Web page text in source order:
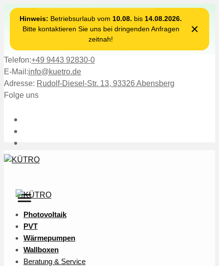
Hinweis: Betriebsurlaub vom 10.08. bis 14.08.2026.
Bitte kontaktieren Sie uns bei dringenden Anfragen
zeitnah!
×
Telefon:+49 9443 92830-0
E-Mail:info@kuetro.de
Adresse: Rudolf-Diesel-Str. 13, 93326 Abensberg
Folge uns
Photovoltaik
PVT
Wärmepumpen
Wallboxen
Beratung & Service